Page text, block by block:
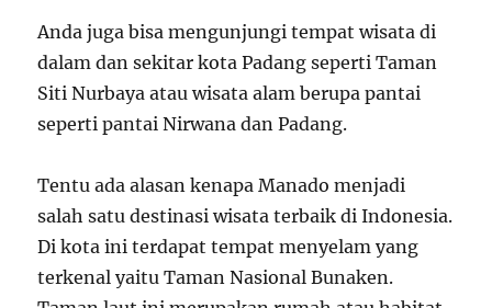
Anda juga bisa mengunjungi tempat wisata di
dalam dan sekitar kota Padang seperti Taman
Siti Nurbaya atau wisata alam berupa pantai
seperti pantai Nirwana dan Padang.
Tentu ada alasan kenapa Manado menjadi
salah satu destinasi wisata terbaik di Indonesia.
Di kota ini terdapat tempat menyelam yang
terkenal yaitu Taman Nasional Bunaken.